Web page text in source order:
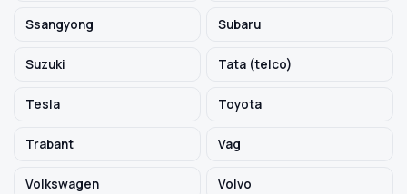
Ssangyong Subaru
Suzuki Tata (telco)
Tesla Toyota
Trabant Vag
Volkswagen Volvo